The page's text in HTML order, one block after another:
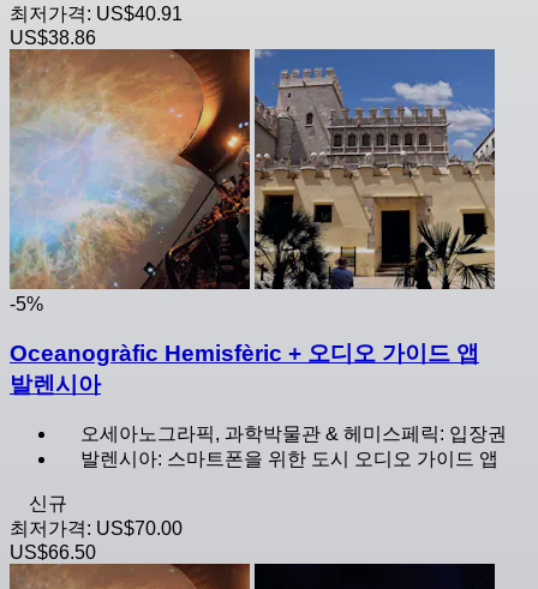
최저가격: US$40.91
US$38.86
-5%
Oceanogràfic Hemisfèric + 오디오 가이드 앱
발렌시아
오세아노그라픽, 과학박물관 & 헤미스페릭: 입장권
발렌시아: 스마트폰을 위한 도시 오디오 가이드 앱
신규
최저가격: US$70.00
US$66.50